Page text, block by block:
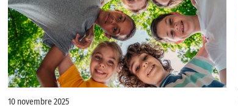
10 novembre 2025